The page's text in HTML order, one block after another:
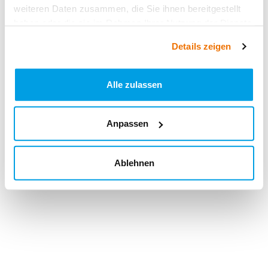
weiteren Daten zusammen, die Sie ihnen bereitgestellt
Details zeigen
Alle zulassen
Anpassen
Ablehnen